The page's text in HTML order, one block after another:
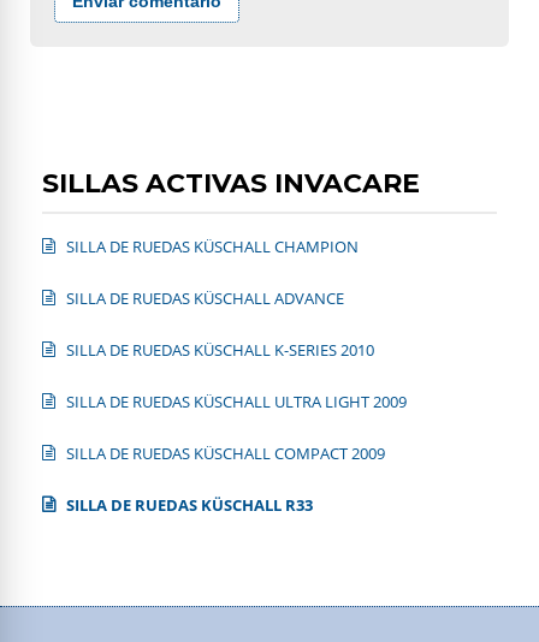
SILLAS ACTIVAS INVACARE
SILLA DE RUEDAS KÜSCHALL CHAMPION
SILLA DE RUEDAS KÜSCHALL ADVANCE
SILLA DE RUEDAS KÜSCHALL K-SERIES 2010
SILLA DE RUEDAS KÜSCHALL ULTRA LIGHT 2009
SILLA DE RUEDAS KÜSCHALL COMPACT 2009
SILLA DE RUEDAS KÜSCHALL R33